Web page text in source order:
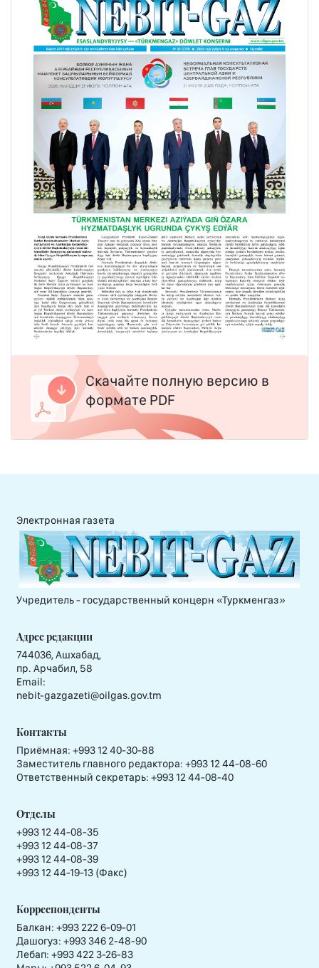
Скачайте полную версию в
формате PDF
Электронная газета
Учредитель - государственный концерн «Туркменгаз»
Адрес редакции
744036, Ашхабад,
пр. Арчабил, 58
Email:
nebit-gazgazeti@oilgas.gov.tm
Контакты
Приёмная: +993 12 40-30-88
Заместитель главного редактора: +993 12 44-08-60
Ответственный секретарь: +993 12 44-08-40
Отделы
+993 12 44-08-35
+993 12 44-08-37
+993 12 44-08-39
+993 12 44-19-13 (Факс)
Корреспонденты
Балкан: +993 222 6-09-01
Дашогуз: +993 346 2-48-90
Лебап: +993 422 3-26-83